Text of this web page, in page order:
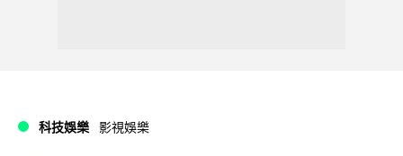
科技娛樂 影視娛樂